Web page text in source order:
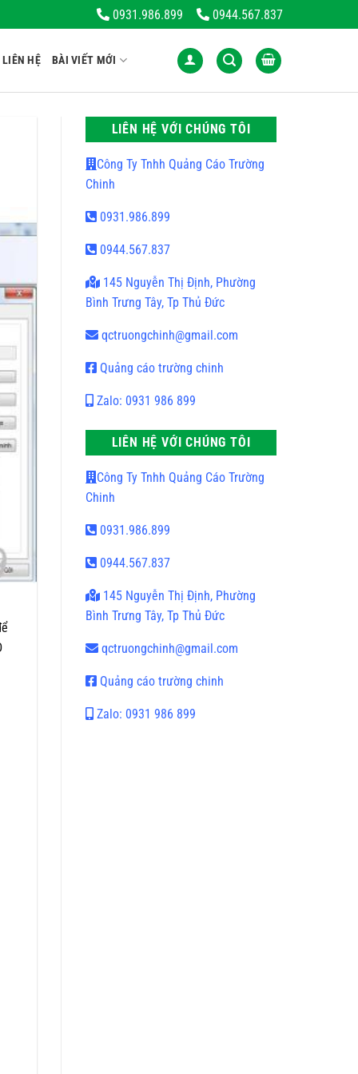
Thương Hiệu Dẫn Đầu Trong Lĩnh Vực Bảng Hiệu Quảng Cáo
0931.986.899 0944.567.837
LIÊN HỆ BÀI VIẾT MỚI
LIÊN HỆ VỚI CHÚNG TÔI
Công Ty Tnhh Quảng Cáo Trường
Chinh
0931.986.899
0944.567.837
145 Nguyễn Thị Định, Phường
Bình Trưng Tây, Tp Thủ Đức
qctruongchinh@gmail.com
Quảng cáo trường chinh
Zalo: 0931 986 899
LIÊN HỆ VỚI CHÚNG TÔI
Công Ty Tnhh Quảng Cáo Trường
Chinh
0931.986.899
0944.567.837
145 Nguyễn Thị Định, Phường
Bình Trưng Tây, Tp Thủ Đức
qctruongchinh@gmail.com
Quảng cáo trường chinh
Zalo: 0931 986 899